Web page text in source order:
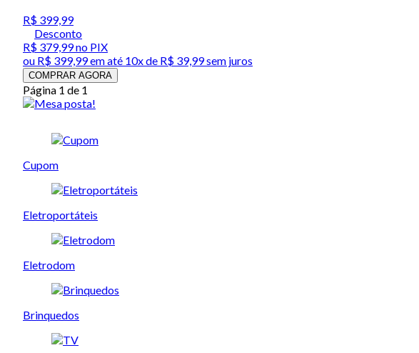
R$ 399,99
Desconto
R$ 379,99no PIX
ou R$ 399,99em até 10x de R$ 39,99 sem juros
COMPRAR AGORA
Página 1 de 1
Cupom
Eletroportáteis
Eletrodom
Brinquedos